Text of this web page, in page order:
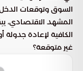
السوق وتوقعات الدخل
المشهد الاقتصادي،
الكافية لإعادة جدولة
غير متوقعة؟